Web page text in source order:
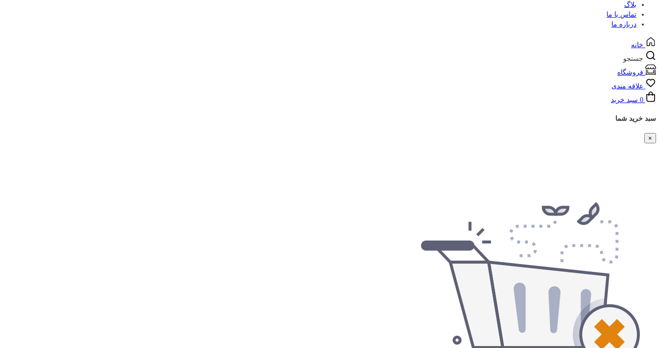
بلاگ
تماس با ما
درباره ما
خانه
جستجو
فروشگاه
علاقه مندی
0 سبد خرید
سبد خرید شما
×